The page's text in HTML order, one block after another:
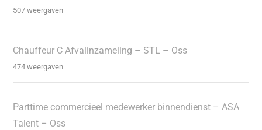
507 weergaven
Chauffeur C Afvalinzameling – STL – Oss
474 weergaven
Parttime commercieel medewerker binnendienst – ASA
Talent – Oss